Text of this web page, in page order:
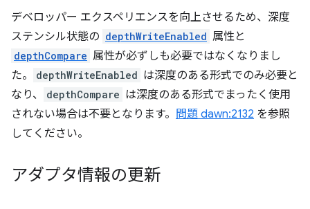
デベロッパー エクスペリエンスを向上させるため、深度
ステンシル状態の depthWriteEnabled 属性と
depthCompare 属性が必ずしも必要ではなくなりまし
た。
depthWriteEnabled は深度のある形式でのみ必要と
なり、
depthCompare は深度のある形式でまったく使用
されない場合は不要となります。 問題 dawn:2132 を参照
してください。
アダプタ情報の更新